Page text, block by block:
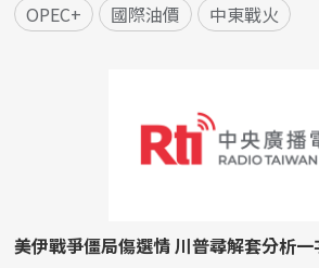
OPEC+ 國際油價 中東戰火
美伊戰爭僵局傷選情 川普尋解套分析一